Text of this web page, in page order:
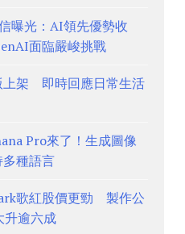
曝光：AI領先優勢收
面臨嚴峻挑戰
上架 即時回應日常生活
Pro來了！生成圖像
種語言
歌紅股價更勁 製作公
逾六成